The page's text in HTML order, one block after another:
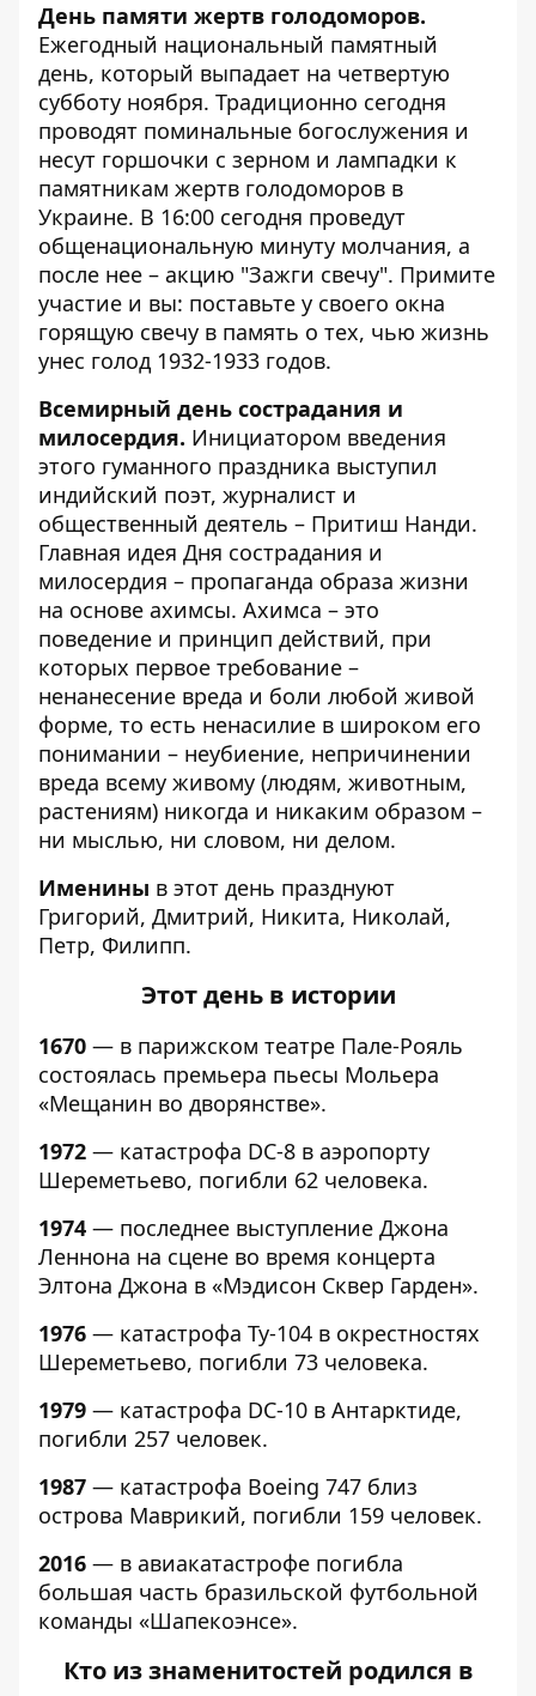
День памяти жертв голодоморов.
Ежегодный национальный памятный
день, который выпадает на четвертую
субботу ноября. Традиционно сегодня
проводят поминальные богослужения и
несут горшочки с зерном и лампадки к
памятникам жертв голодоморов в
Украине. В 16:00 сегодня проведут
общенациональную минуту молчания, а
после нее – акцию "Зажги свечу". Примите
участие и вы: поставьте у своего окна
горящую свечу в память о тех, чью жизнь
унес голод 1932-1933 годов.
Всемирный день сострадания и
милосердия. Инициатором введения
этого гуманного праздника выступил
индийский поэт, журналист и
общественный деятель – Притиш Нанди.
Главная идея Дня сострадания и
милосердия – пропаганда образа жизни
на основе ахимсы. Ахимса – это
поведение и принцип действий, при
которых первое требование –
ненанесение вреда и боли любой живой
форме, то есть ненасилие в широком его
понимании – неубиение, непричинении
вреда всему живому (людям, животным,
растениям) никогда и никаким образом –
ни мыслью, ни словом, ни делом.
Именины в этот день празднуют
Григорий, Дмитрий, Никита, Николай,
Петр, Филипп.
Этот день в истории
1670 — в парижском театре Пале-Рояль
состоялась премьера пьесы Мольера
«Мещанин во дворянстве».
1972 — катастрофа DC-8 в аэропорту
Шереметьево, погибли 62 человека.
1974 — последнее выступление Джона
Леннона на сцене во время концерта
Элтона Джона в «Мэдисон Сквер Гарден».
1976 — катастрофа Ту-104 в окрестностях
Шереметьево, погибли 73 человека.
1979 — катастрофа DC-10 в Антарктиде,
погибли 257 человек.
1987 — катастрофа Boeing 747 близ
острова Маврикий, погибли 159 человек.
2016 — в авиакатастрофе погибла
большая часть бразильской футбольной
команды «Шапекоэнсе».
Кто из знаменитостей родился в